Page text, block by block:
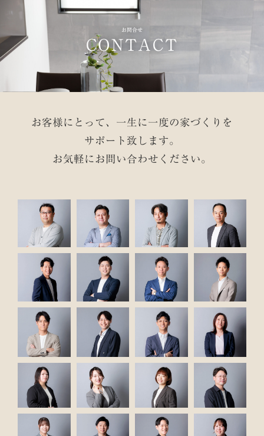
お問合せ
CONTACT
お客様にとって、一生に一度の家づくりを
サポート致します。
お気軽にお問い合わせください。